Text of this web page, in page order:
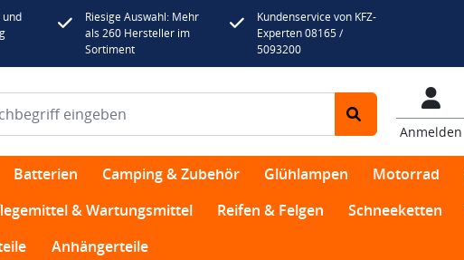
und
Riesige Auswahl: Mehr
als 260 Hersteller im
Sortiment
Kundenservice von KFZ-
Experten 08165 /
5093200
Anmelden
Batterien Camping & Zubehör Glühlampen Motorrad
& Wartungsmittel Reifen & Felgen Schneeketten
Anhängerteile